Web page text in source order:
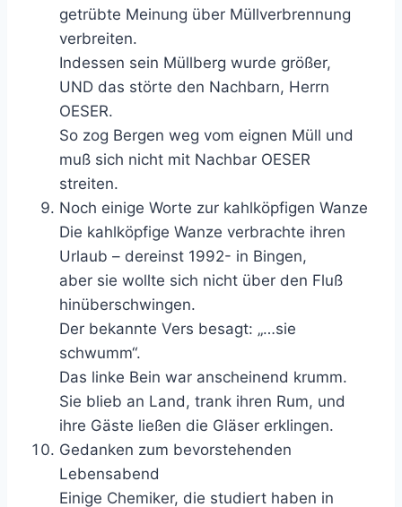
getrübte Meinung über Müllverbrennung
verbreiten.
Indessen sein Müllberg wurde größer,
UND das störte den Nachbarn, Herrn
OESER.
So zog Bergen weg vom eignen Müll und
muß sich nicht mit Nachbar OESER
streiten.
Noch einige Worte zur kahlköpfigen Wanze
Die kahlköpfige Wanze verbrachte ihren
Urlaub – dereinst 1992- in Bingen,
aber sie wollte sich nicht über den Fluß
hinüberschwingen.
Der bekannte Vers besagt: „…sie
schwumm“.
Das linke Bein war anscheinend krumm.
Sie blieb an Land, trank ihren Rum, und
ihre Gäste ließen die Gläser erklingen.
Gedanken zum bevorstehenden
Lebensabend
Einige Chemiker, die studiert haben in